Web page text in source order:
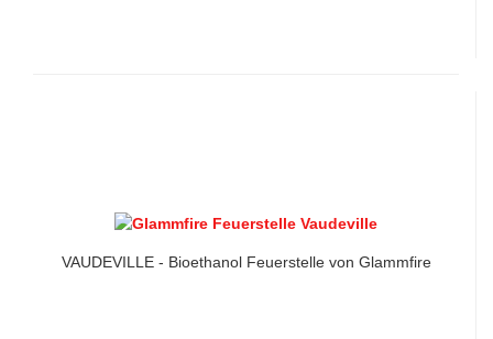
VAUDEVILLE - Bioethanol Feuerstelle von Glammfire